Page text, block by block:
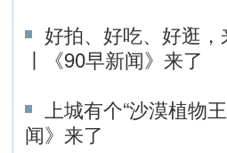
好拍、好吃、好逛，
丨《90早新闻》来了
上城有个“沙漠植物
闻》来了